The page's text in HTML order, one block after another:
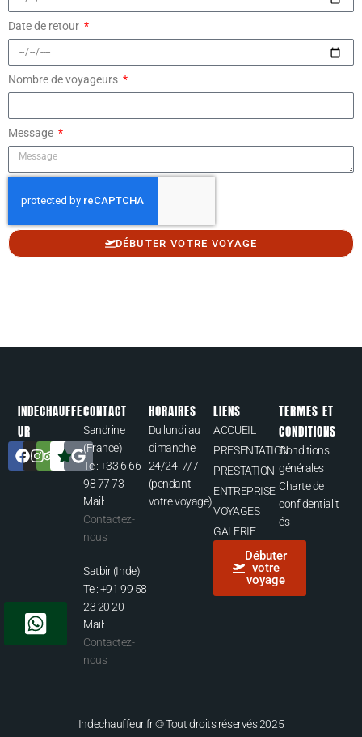
Date de retour
Nombre de voyageurs
Message
DÉBUTER VOTRE VOYAGE
INDECHAUFFE
UR
CONTACT
Sandrine
(France)
Tel: +33 6 66
98 77 73
Mail:
Contactez-
nous
Satbir (Inde)
Tel: +91 99 58
23 20 20
Mail:
Contactez-
nous
HORAIRES
Du lundi au
dimanche
24/24 7/7
(pendant
votre voyage)
LIENS
ACCUEIL
PRESENTATION
PRESTATION
ENTREPRISE
VOYAGES
GALERIE
Débuter
votre
voyage
TERMES ET
CONDITIONS
Conditions
générales
Charte de
confidentialit
és
Indechauffeur.fr © Tout droits réservés 2025